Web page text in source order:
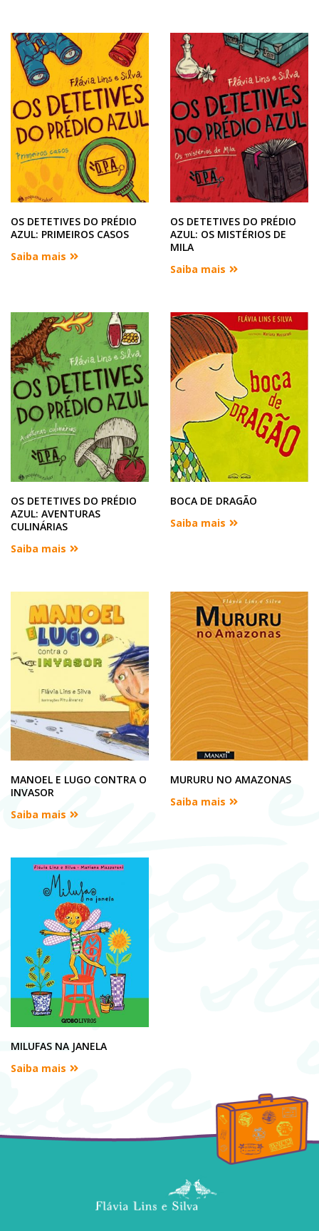
OS DETETIVES DO PRÉDIO
AZUL: PRIMEIROS CASOS
Saiba mais
OS DETETIVES DO PRÉDIO
AZUL: OS MISTÉRIOS DE
MILA
Saiba mais
OS DETETIVES DO PRÉDIO
AZUL: AVENTURAS
CULINÁRIAS
Saiba mais
BOCA DE DRAGÃO
Saiba mais
MANOEL E LUGO CONTRA O
INVASOR
Saiba mais
MURURU NO AMAZONAS
Saiba mais
MILUFAS NA JANELA
Saiba mais